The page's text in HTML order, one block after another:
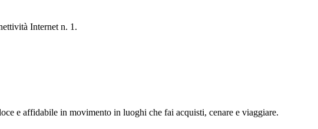
Internet n. 1.
e affidabile in movimento in luoghi che fai acquisti, cenare e viaggiare.